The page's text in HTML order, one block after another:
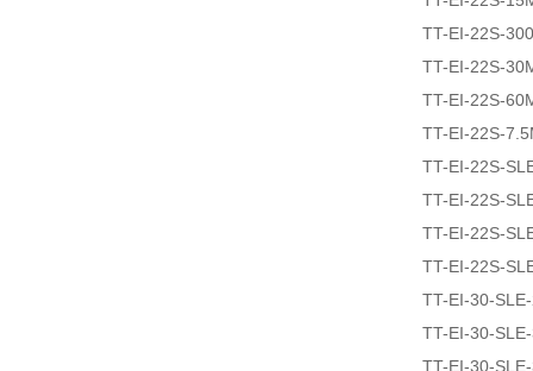
TT-EI-22S-
TT-EI-22S-
TT-EI-22S-
TT-EI-22S-
TT-EI-22S-
TT-EI-22S-
TT-EI-22S-
TT-EI-22S-
TT-EI-30-
TT-EI-30-
TT-EI-30-